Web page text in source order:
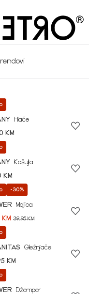
Hlače
KM
Košulja
KM
-30%
Majica
KM39,95 KM
Gležnjače
KM
Džemper